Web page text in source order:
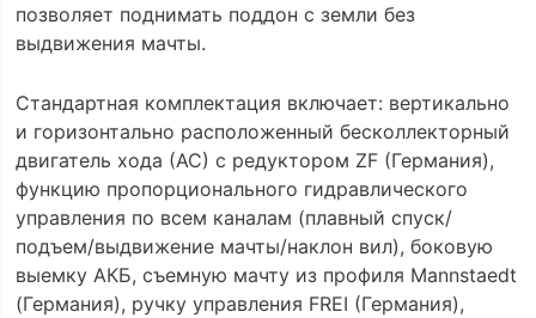
позволяет поднимать поддон с земли без
выдвижения мачты.
Стандартная комплектация включает: вертикально
и горизонтально расположенный бесколлекторный
двигатель хода (АС) с редуктором ZF (Германия),
функцию пропорционального гидравлического
управления по всем каналам (плавный спуск/
подъем/выдвижение мачты/наклон вил), боковую
выемку АКБ, съемную мачту из профиля Mannstaedt
(Германия), ручку управления FREI (Германия),